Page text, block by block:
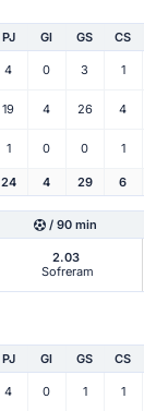
PJ Gl GS CS
4 0 3 1
19 4 26 4
1 0 0 1
24 4 29 6
/ 90 min
2.03
Sofreram
PJ Gl GS CS
4 0 1 1